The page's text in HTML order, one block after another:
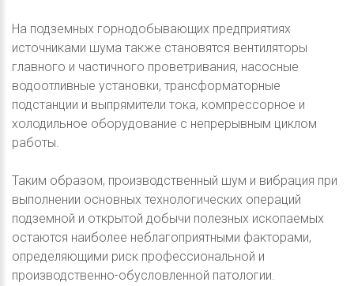
На подземных горнодобывающих предприятиях
источниками шума также становятся вентиляторы
главного и частичного проветривания, насосные
водоотливные установки, трансформаторные
подстанции и выпрямители тока, компрессорное и
холодильное оборудование с непрерывным циклом
работы.
Таким образом, производственный шум и вибрация при
выполнении основных технологических операций
подземной и открытой добычи полезных ископаемых
остаются наиболее неблагоприятными факторами,
определяющими риск профессиональной и
производственно-обусловленной патологии.